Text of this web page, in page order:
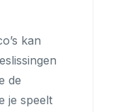
kan
de
je speelt